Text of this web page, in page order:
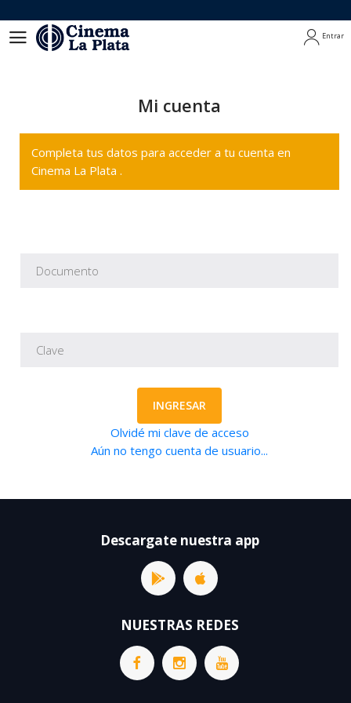
Entrar
Mi cuenta
Completa tus datos para acceder a tu cuenta en
Cinema La Plata .
INGRESAR
Olvidé mi clave de acceso
Aún no tengo cuenta de usuario...
Descargate nuestra app
NUESTRAS REDES